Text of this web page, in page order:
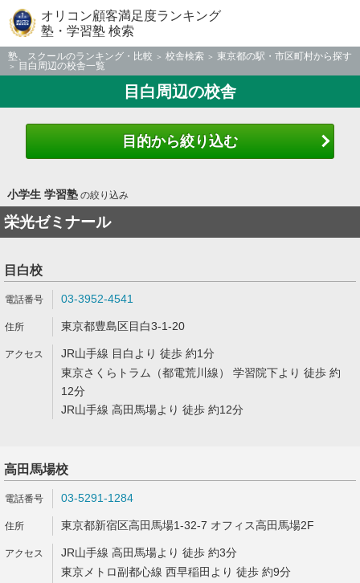
オリコン顧客満足度ランキング
塾・学習塾 検索
塾、スクールのランキング・比較 校舎検索
東京都の駅・市区町村から探す
目白周辺の校舎一覧
目白周辺の校舎
目的から絞り込む
小学生 学習塾の絞り込み
栄光ゼミナール
目白校
03-3952-4541
東京都豊島区目白3-1-20
JR山手線 目白より 徒歩 約1分
東京さくらトラム（都電荒川線） 学習院下より 徒歩 約
12分
JR山手線 高田馬場より 徒歩 約12分
高田馬場校
03-5291-1284
東京都新宿区高田馬場1-32-7 オフィス高田馬場2F
JR山手線 高田馬場より 徒歩 約3分
東京メトロ副都心線 西早稲田より 徒歩 約9分